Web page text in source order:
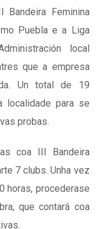
Bandeira Feminina
Puebla e a Liga
local
que a empresa
Un total de 19
localidade para se
probas.
coa III Bandeira
7 clubs. Unha vez
horas, procederase
que contará coa